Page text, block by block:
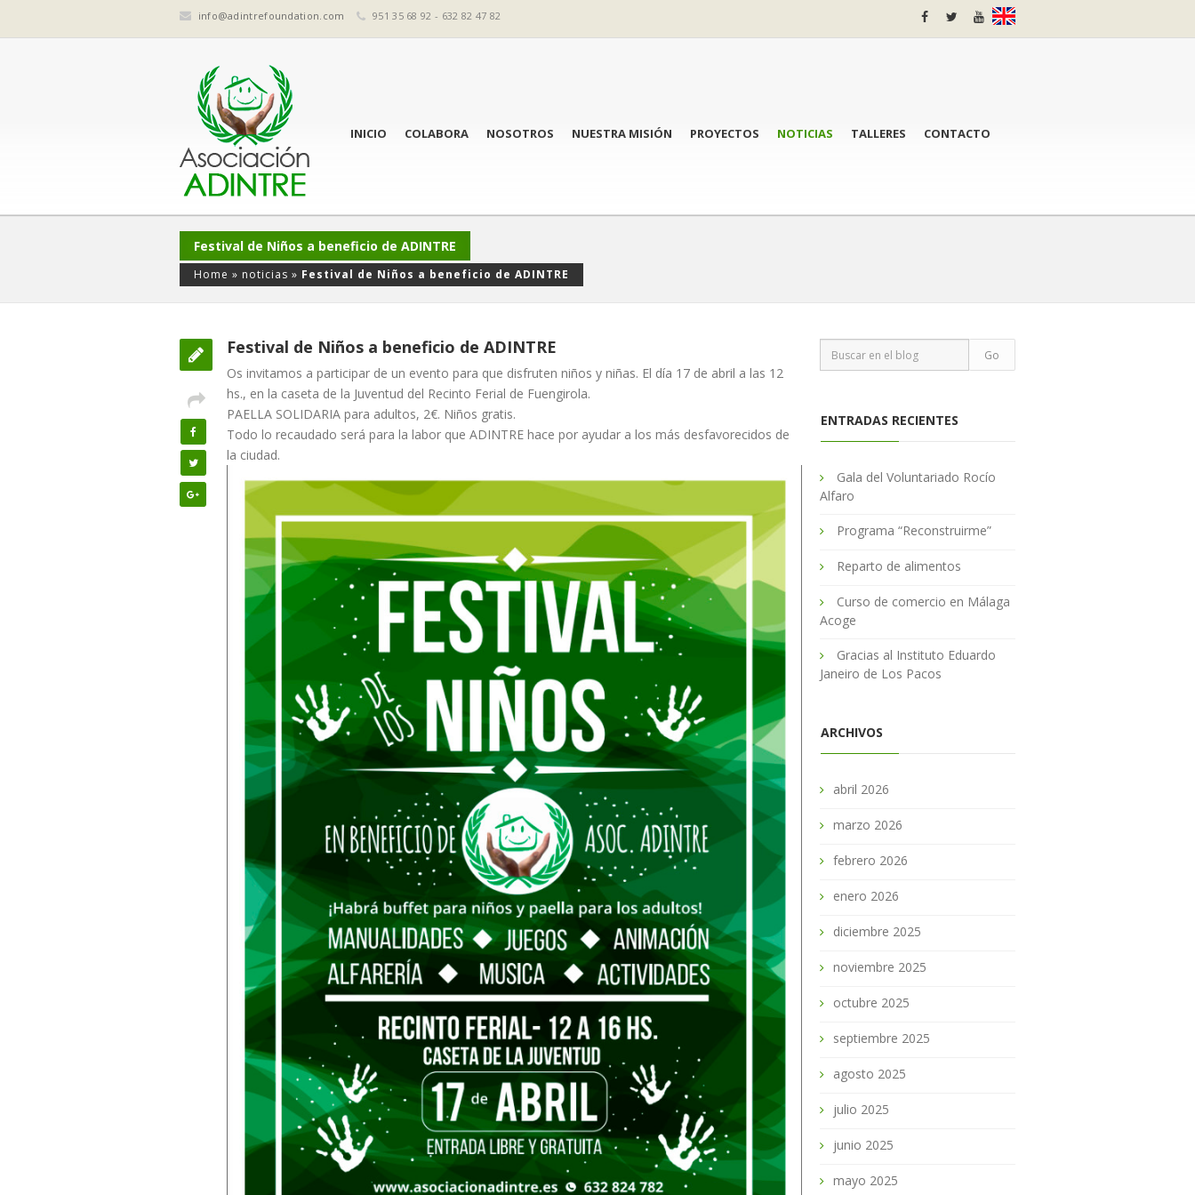
info@adintrefoundation.com 951 35 68 92 - 632 82 47 82
INICIO COLABORA NOSOTROS NUESTRA MISIÓN PROYECTOS NOTICIAS TALLERES CONTACTO
Festival de Niños a beneficio de ADINTRE
Home » noticias » Festival de Niños a beneficio de ADINTRE
Festival de Niños a beneficio de ADINTRE
Os invitamos a participar de un evento para que disfruten niños y niñas. El día 17 de abril a las 12
hs., en la caseta de la Juventud del Recinto Ferial de Fuengirola.
PAELLA SOLIDARIA para adultos, 2€. Niños gratis.
Todo lo recaudado será para la labor que ADINTRE hace por ayudar a los más desfavorecidos de
la ciudad.
ENTRADAS RECIENTES
Gala del Voluntariado Rocío
Alfaro
Programa “Reconstruirme”
Reparto de alimentos
Curso de comercio en Málaga
Acoge
Gracias al Instituto Eduardo
Janeiro de Los Pacos
ARCHIVOS
abril 2026
marzo 2026
febrero 2026
enero 2026
diciembre 2025
noviembre 2025
octubre 2025
septiembre 2025
agosto 2025
julio 2025
junio 2025
mayo 2025